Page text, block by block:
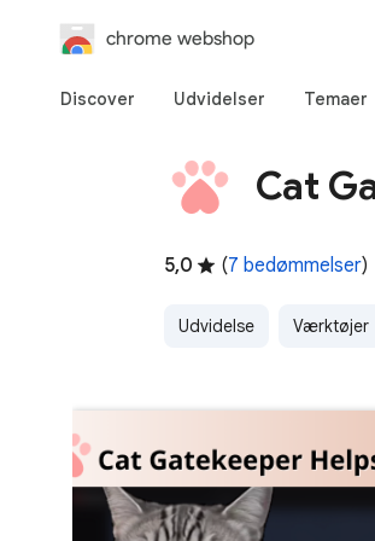
chrome webshop
Discover Udvidelser Temaer
Cat
5,0 (7 bedømmelser)
Udvidelse Værktøjer